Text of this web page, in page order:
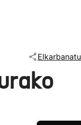
Elkarbanatu